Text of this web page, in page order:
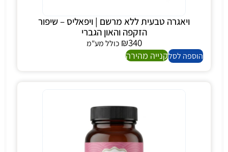
ויאגרה טבעית ללא מרשם | ויפאליס – שיפור
הזקפה והאון הגברי
₪340
כולל מע"מ
הוספה לסלקנייה מהירה